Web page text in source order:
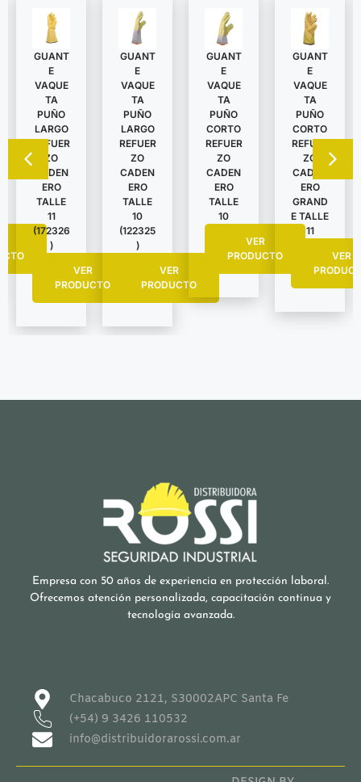
GUANT
E
VAQUE
TA
PUÑO
LARGO
REFUER
ZO
CADEN
ERO
TALLE
11
(172326
)
VER
PRODUCTO
GUANT
E
VAQUE
TA
PUÑO
LARGO
REFUER
ZO
CADEN
ERO
TALLE
10
(122325
)
VER
PRODUCTO
GUANT
E
VAQUE
TA
PUÑO
CORTO
REFUER
ZO
CADEN
ERO
TALLE
10
VER
PRODUCTO
GUANT
E
VAQUE
TA
PUÑO
CORTO
REFUER
ZO
CADEN
ERO
GRAND
E TALLE
11
VER
Empresa con 50 años de experiencia en protección laboral.
Ofrecemos atención personalizada, capacitación continua y
tecnología avanzada.
Chacabuco 2121, S30002APC Santa Fe
(+54) 9 3426 110532
info@distribuidorarossi.com.ar